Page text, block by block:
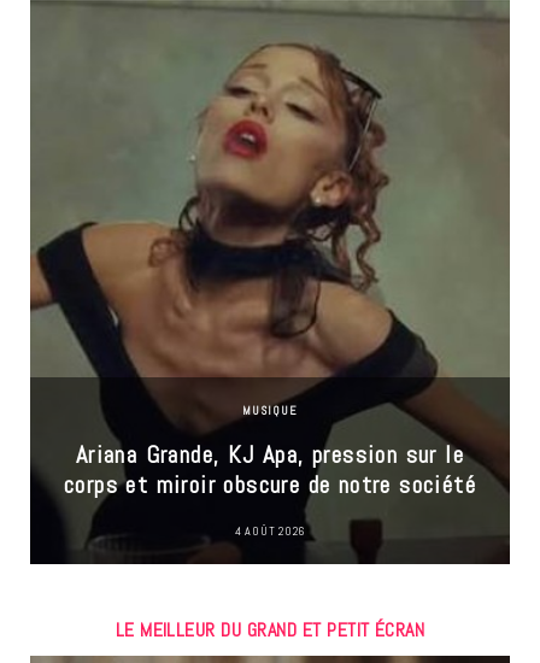
MUSIQUE
Ariana Grande, KJ Apa, pression sur le
corps et miroir obscure de notre société
4 AOÛT 2026
LE MEILLEUR DU GRAND ET PETIT ÉCRAN